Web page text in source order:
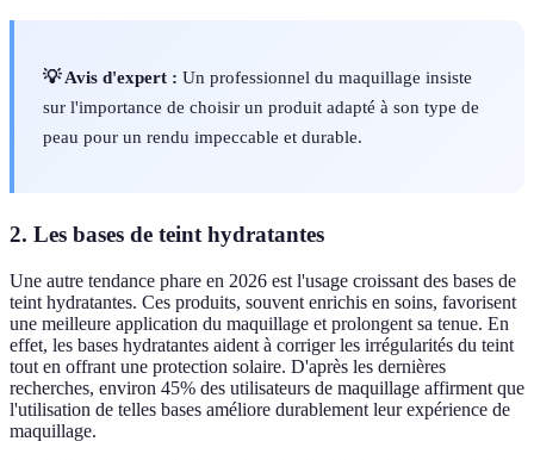
💡 Avis d'expert : Un professionnel du maquillage insiste
sur l'importance de choisir un produit adapté à son type de
peau pour un rendu impeccable et durable.
2. Les bases de teint hydratantes
Une autre tendance phare en 2026 est l'usage croissant des bases de
teint hydratantes. Ces produits, souvent enrichis en soins, favorisent
une meilleure application du maquillage et prolongent sa tenue. En
effet, les bases hydratantes aident à corriger les irrégularités du teint
tout en offrant une protection solaire. D'après les dernières
recherches, environ 45% des utilisateurs de maquillage affirment que
l'utilisation de telles bases améliore durablement leur expérience de
maquillage.